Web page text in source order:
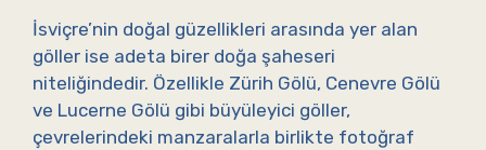
İsviçre’nin doğal güzellikleri arasında yer alan
göller ise adeta birer doğa şaheseri
niteliğindedir. Özellikle Zürih Gölü, Cenevre Gölü
ve Lucerne Gölü gibi büyüleyici göller,
çevrelerindeki manzaralarla birlikte fotoğraf